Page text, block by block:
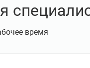
время